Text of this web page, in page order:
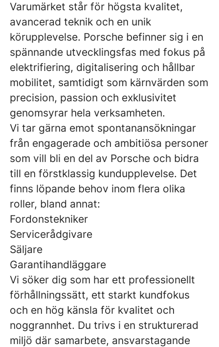
Varumärket står för högsta kvalitet,
avancerad teknik och en unik
körupplevelse. Porsche befinner sig i en
spännande utvecklingsfas med fokus på
elektrifiering, digitalisering och hållbar
mobilitet, samtidigt som kärnvärden som
precision, passion och exklusivitet
genomsyrar hela verksamheten.
Vi tar gärna emot spontanansökningar
från engagerade och ambitiösa personer
som vill bli en del av Porsche och bidra
till en förstklassig kundupplevelse. Det
finns löpande behov inom flera olika
roller, bland annat:
Fordonstekniker
Servicerådgivare
Säljare
Garantihandläggare
Vi söker dig som har ett professionellt
förhållningssätt, ett starkt kundfokus
och en hög känsla för kvalitet och
noggrannhet. Du trivs i en strukturerad
miljö där samarbete, ansvarstagande